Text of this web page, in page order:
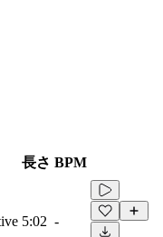
長さ BPM
5:02 -